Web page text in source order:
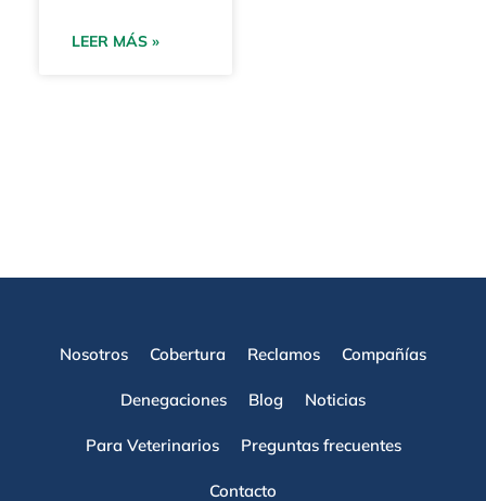
la misma
LEER MÁS »
Nosotros Cobertura Reclamos Compañías
Denegaciones Blog Noticias
Para Veterinarios Preguntas frecuentes
Contacto